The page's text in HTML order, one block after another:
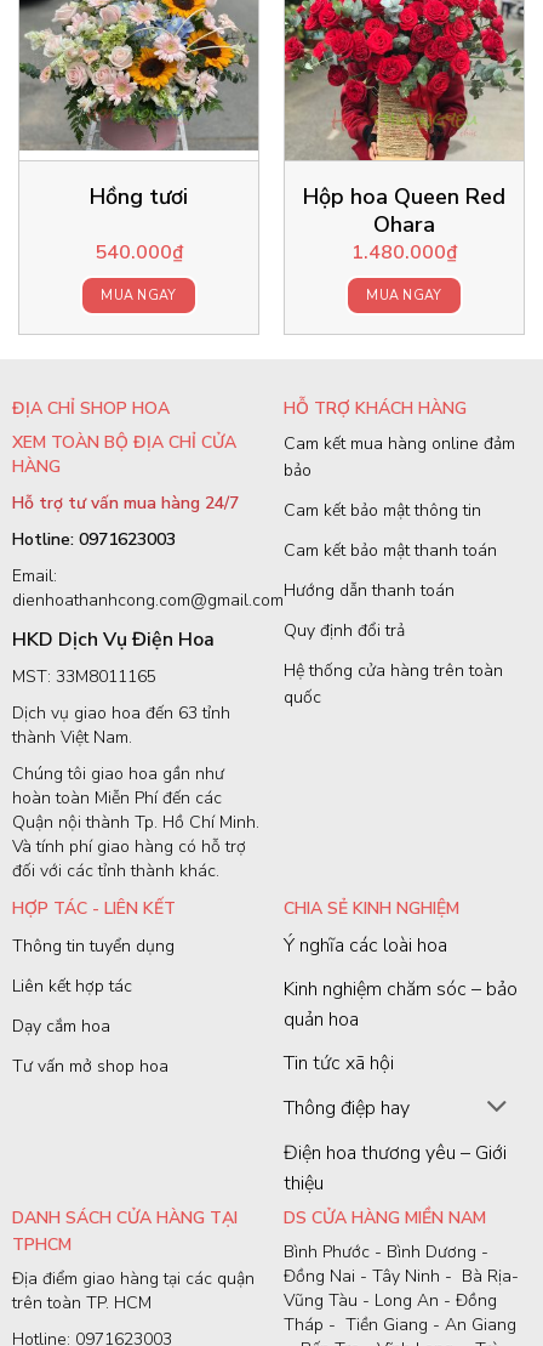
Hồng tươi
540.000₫
MUA NGAY
Hộp hoa Queen Red
Ohara
1.480.000₫
MUA NGAY
ĐỊA CHỈ SHOP HOA
XEM TOÀN BỘ ĐỊA CHỈ CỬA
HÀNG
Hỗ trợ tư vấn mua hàng 24/7
Hotline: 0971623003
Email:
dienhoathanhcong.com@gmail.com
HKD Dịch Vụ Điện Hoa
MST: 33M8011165
Dịch vụ giao hoa đến 63 tỉnh
thành Việt Nam.
Chúng tôi giao hoa gần như
hoàn toàn Miễn Phí đến các
Quận nội thành Tp. Hồ Chí Minh.
Và tính phí giao hàng có hỗ trợ
đối với các tỉnh thành khác.
HỖ TRỢ KHÁCH HÀNG
Cam kết mua hàng online đảm
bảo
Cam kết bảo mật thông tin
Cam kết bảo mật thanh toán
Hướng dẫn thanh toán
Quy định đổi trả
Hệ thống cửa hàng trên toàn
quốc
HỢP TÁC - LIÊN KẾT
Thông tin tuyển dụng
Liên kết hợp tác
Dạy cắm hoa
Tư vấn mở shop hoa
CHIA SẺ KINH NGHIỆM
Ý nghĩa các loài hoa
Kinh nghiệm chăm sóc – bảo
quản hoa
Tin tức xã hội
Thông điệp hay
Điện hoa thương yêu – Giới
thiệu
DANH SÁCH CỬA HÀNG TẠI
TPHCM
Địa điểm giao hàng tại các quận
trên toàn TP. HCM
Hotline: 0971623003
DS CỬA HÀNG MIỀN NAM
Bình Phước - Bình Dương -
Đồng Nai - Tây Ninh - Bà Rịa-
Vũng Tàu - Long An - Đồng
Tháp - Tiền Giang - An Giang